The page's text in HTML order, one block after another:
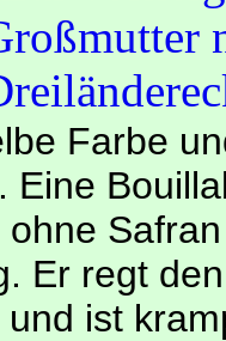
Farbe
Eine
Er regt
ist